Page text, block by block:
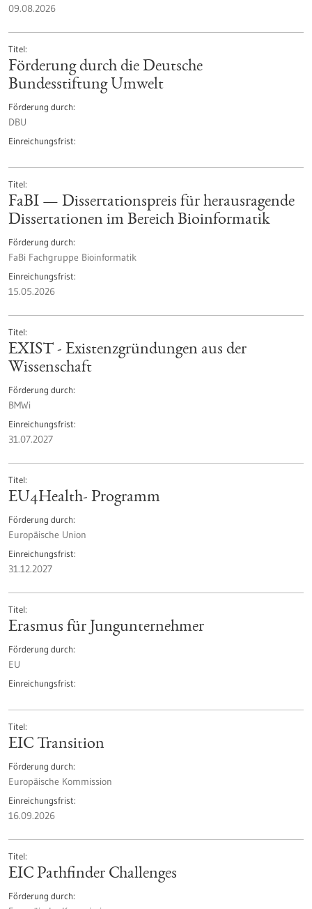
09.08.2026
Titel
Förderung durch die Deutsche
Bundesstiftung Umwelt
Förderung durch
DBU
Einreichungsfrist
Titel
FaBI — Dissertationspreis für herausragende
Dissertationen im Bereich Bioinformatik
Förderung durch
FaBi Fachgruppe Bioinformatik
Einreichungsfrist
15.05.2026
Titel
EXIST - Existenzgründungen aus der
Wissenschaft
Förderung durch
BMWi
Einreichungsfrist
31.07.2027
Titel
EU4Health- Programm
Förderung durch
Europäische Union
Einreichungsfrist
31.12.2027
Titel
Erasmus für Jungunternehmer
Förderung durch
EU
Einreichungsfrist
Titel
EIC Transition
Förderung durch
Europäische Kommission
Einreichungsfrist
16.09.2026
Titel
EIC Pathfinder Challenges
Förderung durch